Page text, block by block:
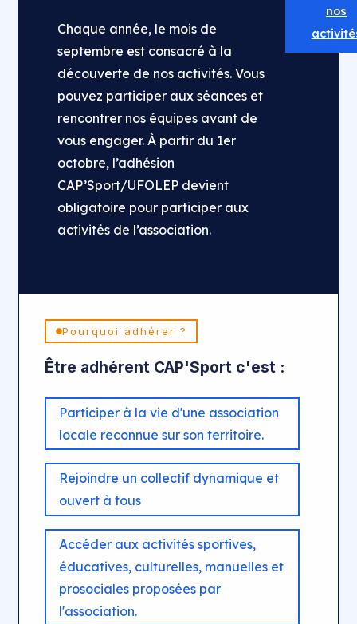
Chaque année, le mois de
septembre est consacré à la
découverte de nos activités. Vous
pouvez participer aux séances et
rencontrer nos équipes avant de
vous engager. À partir du 1er
octobre, l’adhésion
CAP’Sport/UFOLEP devient
obligatoire pour participer aux
activités de l’association.
nos
Pourquoi adhérer ?
Être adhérent CAP'Sport c'est :
Participer à la vie d'une association
locale reconnue sur son territoire.
Rejoindre un collectif dynamique et
ouvert à tous
Accéder aux activités sportives,
éducatives, culturelles, manuelles et
prosociales proposées par
l'association.